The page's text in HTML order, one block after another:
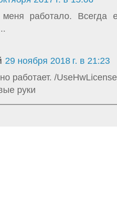
работало. Всегда
29 ноября 2018 г. в 21:23
работает. /
руки